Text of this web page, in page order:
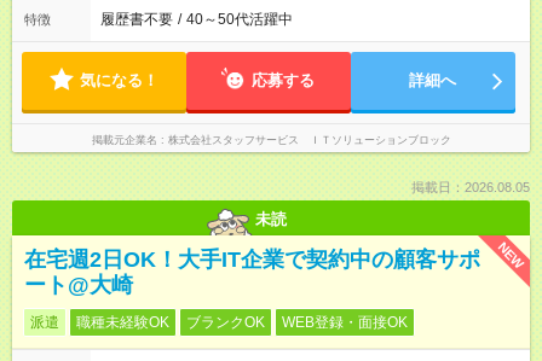
特徴 履歴書不要 / 40～50代活躍中
気になる！ 応募する 詳細へ
掲載元企業名 株式会社スタッフサービス ＩＴソリューションブロック
掲載日：2026.08.05
未読
NEW
在宅週2日OK！大手IT企業で契約中の顧客サポ
ート@大崎
派遣 職種未経験OK ブランクOK WEB登録・面接OK